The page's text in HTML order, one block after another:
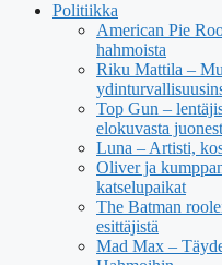
Politiikka
American Pie
hahmoista
Riku Mattila –
Top Gun –
elokuvasta
Luna – Artisti,
Oliver ja
katselupaikat
The Batman
esittäjistä
Mad Max –